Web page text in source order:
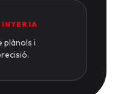
plànols i